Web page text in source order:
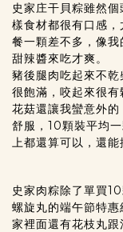
史家庄干貝粽雖然
樣食材都很有口感
餐一顆差不多，像
甜辣醬來吃才爽。
豬後腿肉吃起來不
很飽滿，咬起來很
花菇還讓我蠻意外
舒服，10顆裝平均
上都還算可以，還能
史家肉粽除了單買
螺旋丸的端午節特
家裡面還有花枝丸